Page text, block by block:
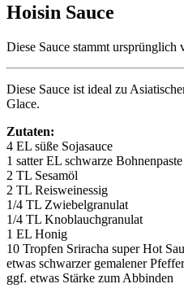
Hoisin Sauce
Diese Sauce stammt ursprünglich
Diese Sauce ist ideal zu
Glace.
Zutaten:
4 EL süße Sojasauce
1 satter EL schwarze Bohnenpaste
2 TL Sesamöl
2 TL Reisweinessig
1/4 TL Zwiebelgranulat
1/4 TL Knoblauchgranulat
1 EL Honig
10 Tropfen Sriracha super Hot
etwas schwarzer gemalener Pfeffer
ggf. etwas Stärke zum Abbinden